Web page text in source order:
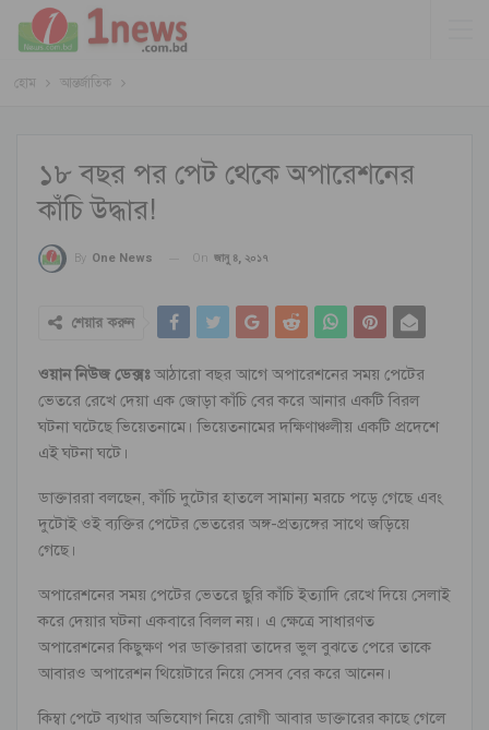
হোম আন্তর্জাতিক
১৮ বছর পর পেট থেকে অপারেশনের
কাঁচি উদ্ধার!
By One News On জানু ৪, ২০১৭
শেয়ার করুন
ওয়ান নিউজ ডেক্সঃআঠারো বছর আগে অপারেশনের সময় পেটের
ভেতরে রেখে দেয়া এক জোড়া কাঁচি বের করে আনার একটি বিরল
ঘটনা ঘটেছে ভিয়েতনামে। ভিয়েতনামের দক্ষিণাঞ্চলীয় একটি প্রদেশে
এই ঘটনা ঘটে।
ডাক্তাররা বলছেন, কাঁচি দুটোর হাতলে সামান্য মরচে পড়ে গেছে এবং
দুটোই ওই ব্যক্তির পেটের ভেতরের অঙ্গ-প্রত্যঙ্গের সাথে জড়িয়ে
গেছে।
অপারেশনের সময় পেটের ভেতরে ছুরি কাঁচি ইত্যাদি রেখে দিয়ে সেলাই
করে দেয়ার ঘটনা একবারে বিলল নয়। এ ক্ষেত্রে সাধারণত
অপারেশনের কিছুক্ষণ পর ডাক্তাররা তাদের ভুল বুঝতে পেরে তাকে
আবারও অপারেশন থিয়েটারে নিয়ে সেসব বের করে আনেন।
কিম্বা পেটে ব্যথার অভিযোগ নিয়ে রোগী আবার ডাক্তারের কাছে গেলে